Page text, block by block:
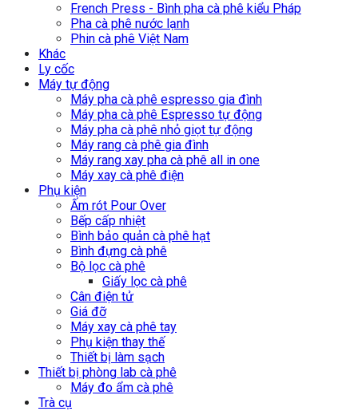
French Press - Bình pha cà phê kiểu Pháp
Pha cà phê nước lạnh
Phin cà phê Việt Nam
Khác
Ly cốc
Máy tự động
Máy pha cà phê espresso gia đình
Máy pha cà phê Espresso tự động
Máy pha cà phê nhỏ giọt tự động
Máy rang cà phê gia đình
Máy rang xay pha cà phê all in one
Máy xay cà phê điện
Phụ kiện
Ấm rót Pour Over
Bếp cấp nhiệt
Bình bảo quản cà phê hạt
Bình đựng cà phê
Bộ lọc cà phê
Giấy lọc cà phê
Cân điện tử
Giá đỡ
Máy xay cà phê tay
Phụ kiện thay thế
Thiết bị làm sạch
Thiết bị phòng lab cà phê
Máy đo ẩm cà phê
Trà cụ